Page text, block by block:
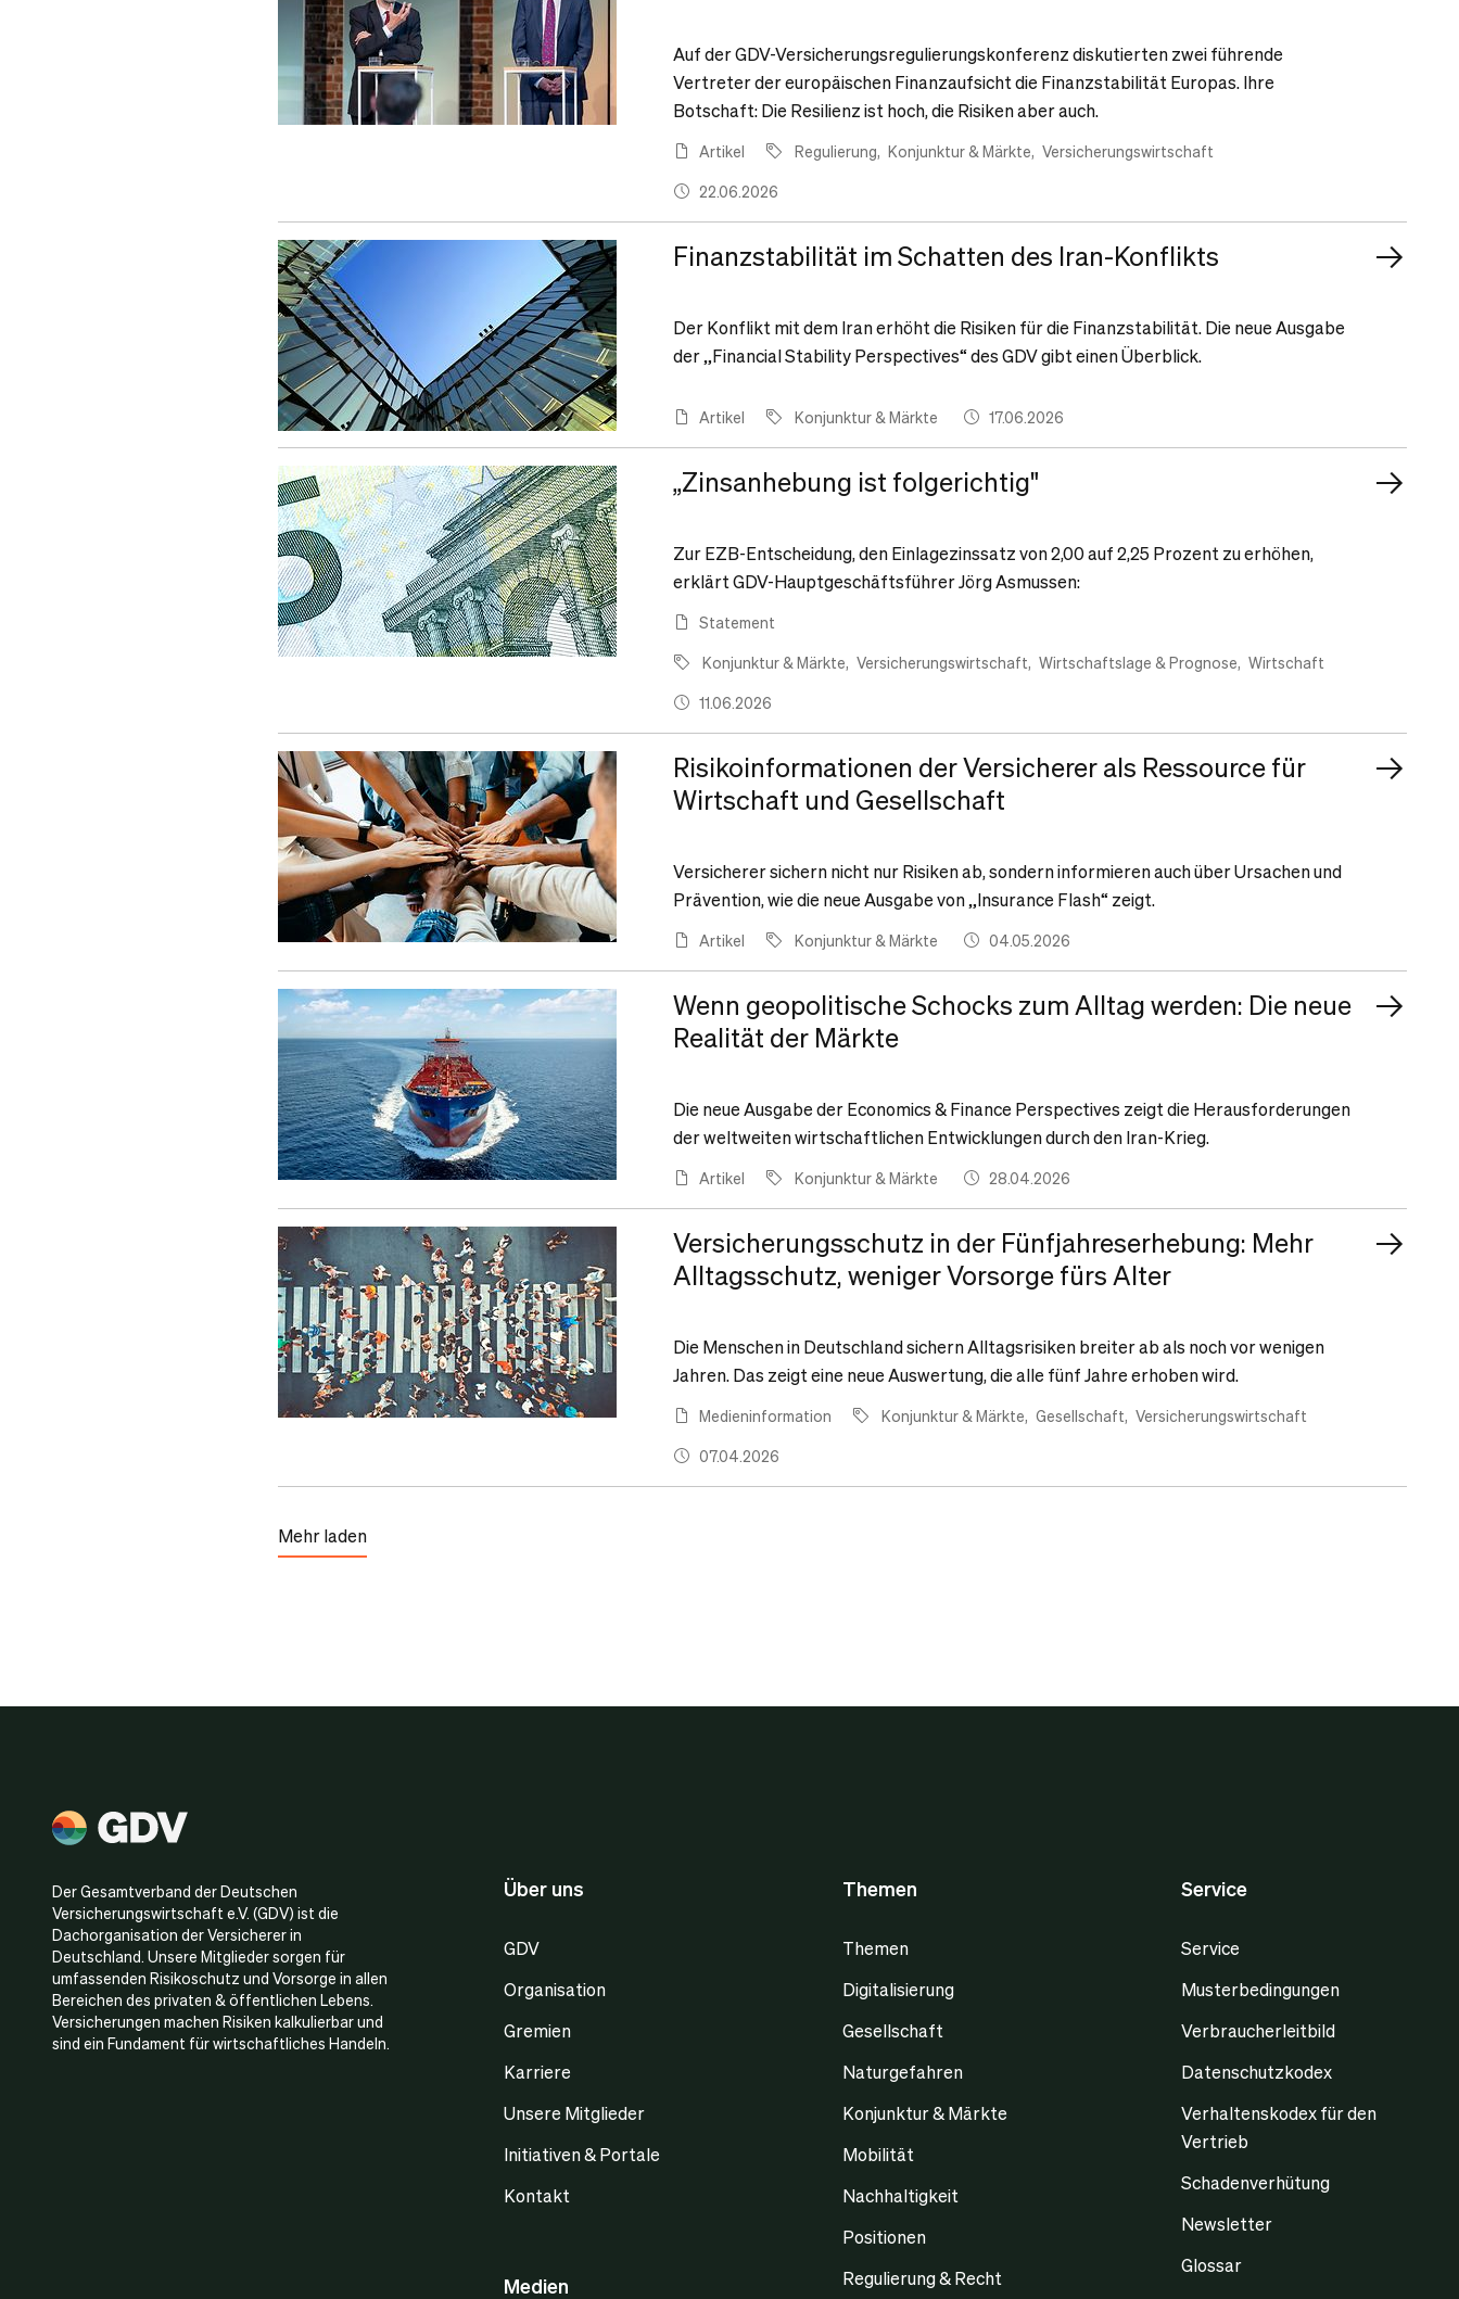
Auf der GDV-Versicherungsregulierungskonferenz diskutierten zwei führende
Vertreter der europäischen Finanzaufsicht die Finanzstabilität Europas. Ihre
Botschaft: Die Resilienz ist hoch, die Risiken aber auch.
Artikel Regulierung Konjunktur & Märkte Versicherungswirtschaft
22.06.2026
Finanzstabilität im Schatten des Iran-Konflikts
Der Konflikt mit dem Iran erhöht die Risiken für die Finanzstabilität. Die neue Ausgabe
der „Financial Stability Perspectives“ des GDV gibt einen Überblick.
Artikel Konjunktur & Märkte 17.06.2026
„Zinsanhebung ist folgerichtig"
Zur EZB-Entscheidung, den Einlagezinssatz von 2,00 auf 2,25 Prozent zu erhöhen,
erklärt GDV-Hauptgeschäftsführer Jörg Asmussen:
Statement
Konjunktur & Märkte Versicherungswirtschaft Wirtschaftslage & Prognose Wirtschaft
11.06.2026
Risikoinformationen der Versicherer als Ressource für
Wirtschaft und Gesellschaft
Versicherer sichern nicht nur Risiken ab, sondern informieren auch über Ursachen und
Prävention, wie die neue Ausgabe von „Insurance Flash“ zeigt.
Artikel Konjunktur & Märkte 04.05.2026
Wenn geopolitische Schocks zum Alltag werden: Die neue
Realität der Märkte
Die neue Ausgabe der Economics & Finance Perspectives zeigt die Herausforderungen
der weltweiten wirtschaftlichen Entwicklungen durch den Iran-Krieg.
Artikel Konjunktur & Märkte 28.04.2026
Versicherungsschutz in der Fünfjahreserhebung: Mehr
Alltagsschutz, weniger Vorsorge fürs Alter
Die Menschen in Deutschland sichern Alltagsrisiken breiter ab als noch vor wenigen
Jahren. Das zeigt eine neue Auswertung, die alle fünf Jahre erhoben wird.
Medieninformation Konjunktur & Märkte Gesellschaft Versicherungswirtschaft
07.04.2026
Mehr laden
Der Gesamtverband der Deutschen
Versicherungswirtschaft e.V. (GDV) ist die
Dachorganisation der Versicherer in
Deutschland. Unsere Mitglieder sorgen für
umfassenden Risikoschutz und Vorsorge in allen
Bereichen des privaten & öffentlichen Lebens.
Versicherungen machen Risiken kalkulierbar und
sind ein Fundament für wirtschaftliches Handeln.
Über uns
GDV
Organisation
Gremien
Karriere
Unsere Mitglieder
Initiativen & Portale
Kontakt
Medien
Themen
Themen
Digitalisierung
Gesellschaft
Naturgefahren
Konjunktur & Märkte
Mobilität
Nachhaltigkeit
Positionen
Regulierung & Recht
Service
Service
Musterbedingungen
Verbraucherleitbild
Datenschutzkodex
Verhaltenskodex für den
Vertrieb
Schadenverhütung
Newsletter
Glossar